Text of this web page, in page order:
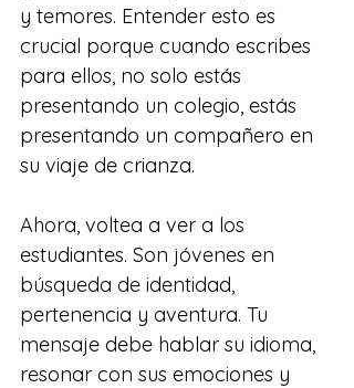
y temores. Entender esto es
crucial porque cuando escribes
para ellos, no solo estás
presentando un colegio, estás
presentando un compañero en
su viaje de crianza.
Ahora, voltea a ver a los
estudiantes. Son jóvenes en
búsqueda de identidad,
pertenencia y aventura. Tu
mensaje debe hablar su idioma,
resonar con sus emociones y